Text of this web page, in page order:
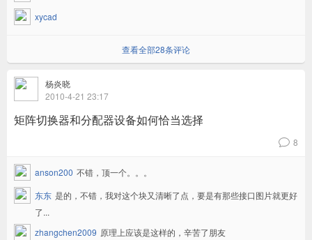
xycad
查看全部28条评论
杨炎晓
2010-4-21 23:17
矩阵切换器和分配器设备如何恰当选择
v 8
anson200 不错，顶一个。。。
东东 是的，不错，我对这个块又清晰了点，要是有那些接口图片就更好
了...
zhangchen2009 原理上应该是这样的，辛苦了朋友